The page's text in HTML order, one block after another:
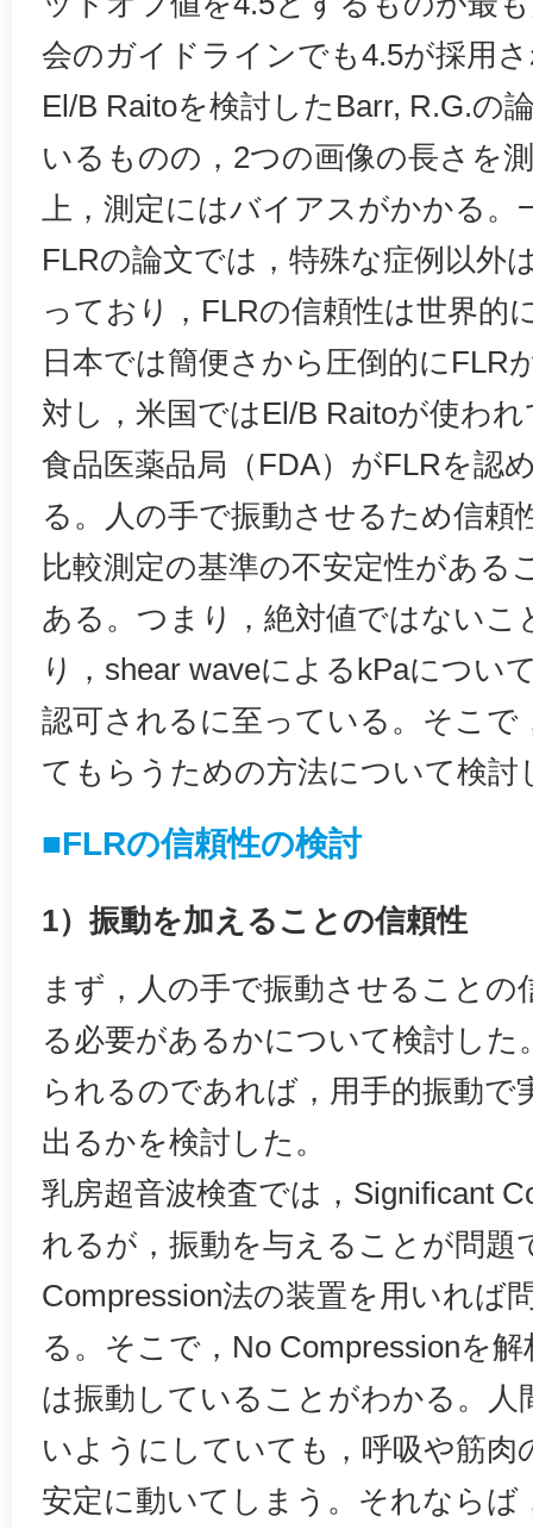
会のガイドラインでも4.5が採用
El/B Raitoを検討したBarr, R.G.の
いるものの，2つの画像の長さを
上，測定にはバイアスがかかる。
FLRの論文では，特殊な症例以外
っており，FLRの信頼性は世界的
日本では簡便さから圧倒的にFLR
対し，米国ではEl/B Raitoが使わ
食品医薬品局（FDA）がFLRを認
る。人の手で振動させるため信頼
比較測定の基準の不安定性がある
ある。つまり，絶対値ではないこ
り，shear waveによるkPaについ
認可されるに至っている。そこで
てもらうための方法について検討
■FLRの信頼性の検討
1）振動を加えることの信頼性
まず，人の手で振動させることの
る必要があるかについて検討した
られるのであれば，用手的振動で
出るかを検討した。
乳房超音波検査では，Significant
れるが，振動を与えることが問題
Compression法の装置を用いれば
る。そこで，No Compressionを
は振動していることがわかる。人
いようにしていても，呼吸や筋肉
安定に動いてしまう。それならば